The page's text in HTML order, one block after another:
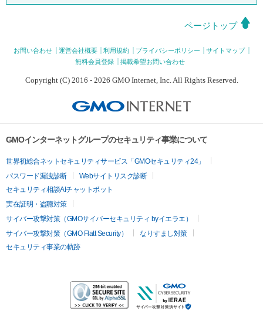
ページトップ
お問い合わせ 運営会社概要 利用規約 プライバシーポリシー
サイトマップ
無料会員登録
掲載希望お問い合わせ
Copyright (C) 2016 - 2026 GMO Internet, Inc. All Rights Reserved.
GMOインターネットグループのセキュリティ事業について
世界初総合ネットセキュリティサービス「GMOセキュリティ24」
パスワード漏洩診断
Webサイトリスク診断
セキュリティ相談AIチャットボット
実在証明・盗聴対策
サイバー攻撃対策（GMOサイバーセキュリティ byイエラエ）
サイバー攻撃対策（GMO Flatt Security）
なりすまし対策
セキュリティ事業の軌跡